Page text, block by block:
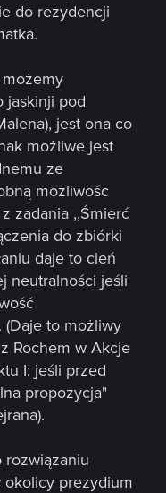
do rezydencji
możemy
jaskinji pod
jest ona co
możliwe jest
ze
możliwośc
zadania ,,Śmierć
do zbiórki
daje to cień
neutralności jeśli
(Daje to możliwy
Rochem w Akcje
I: jeśli przed
propozycja"
rozwiązaniu
okolicy prezydium